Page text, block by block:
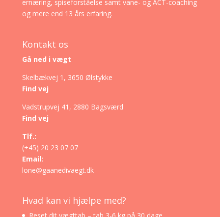
ernæring, spiseforståelse samt vane- og ACT-coaching
og mere end 13 års erfaring.
Kontakt os
Gå ned i vægt
Skelbækvej 1, 3650 Ølstykke
Find vej
Vadstrupvej 41, 2880 Bagsværd
Find vej
Tlf.:
(+45) 20 23 07 07
Email:
lone@gaanedivaegt.dk
Hvad kan vi hjælpe med?